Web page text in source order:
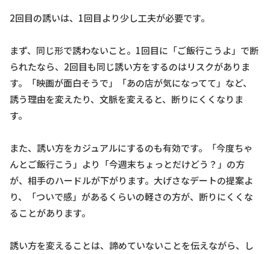
2回目の誘いは、1回目より少し工夫が必要です。
まず、同じ形で誘わないこと。1回目に「ご飯行こうよ」で断
られたなら、2回目も同じ誘い方をするのはリスクがありま
す。「映画が面白そうで」「あの店が気になってて」など、
誘う理由を変えたり、文脈を変えると、断りにくくなりま
す。
また、誘い方をカジュアルにするのも有効です。「今度ちゃ
んとご飯行こう」より「今週末ちょっとだけどう？」の方
が、相手のハードルが下がります。大げさなデートの提案よ
り、「ついで感」があるくらいの軽さの方が、断りにくくな
ることがあります。
誘い方を変えることは、諦めていないことを伝えながら、し